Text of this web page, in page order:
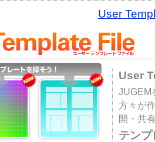
User
User
JUGEM
方々が
開・共
テン